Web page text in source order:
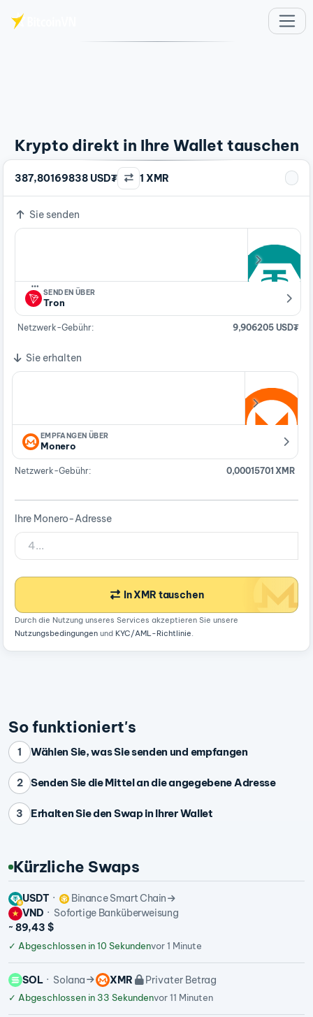
Krypto direkt in Ihre Wallet tauschen
387,80169838 USD₮ 1 XMR
Sie senden
…
SENDEN ÜBER
Tron
Netzwerk-Gebühr: 9,906205 USD₮
Sie erhalten
EMPFANGEN ÜBER
Monero
Netzwerk-Gebühr: 0,00015701 XMR
Ihre Monero-Adresse
In XMR tauschen
Durch die Nutzung unseres Services akzeptieren Sie unsere
Nutzungsbedingungen und KYC/AML-Richtlinie.
So funktioniert's
1 Wählen Sie, was Sie senden und empfangen
2 Senden Sie die Mittel an die angegebene Adresse
3 Erhalten Sie den Swap in Ihrer Wallet
Kürzliche Swaps
USDT
Binance Smart Chain
VND
Sofortige Banküberweisung
~ 89,43 $
✓ Abgeschlossen in 10 Sekundenvor 1 Minute
SOL Solana XMR Privater Betrag
✓ Abgeschlossen in 33 Sekundenvor 11 Minuten